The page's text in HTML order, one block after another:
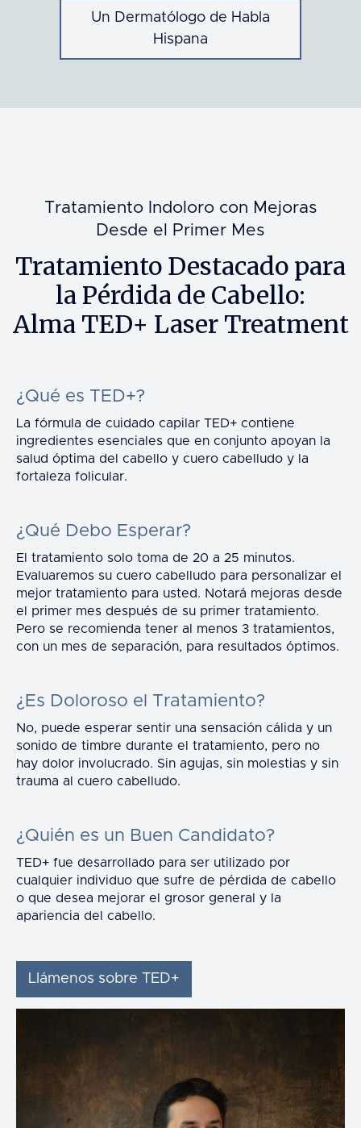
Un Dermatólogo de Habla
Hispana
Tratamiento Indoloro con Mejoras
Desde el Primer Mes
Tratamiento Destacado para
la Pérdida de Cabello:
Alma TED+ Laser Treatment
¿Qué es TED+?
La fórmula de cuidado capilar TED+ contiene
ingredientes esenciales que en conjunto apoyan la
salud óptima del cabello y cuero cabelludo y la
fortaleza folicular.
¿Qué Debo Esperar?
El tratamiento solo toma de 20 a 25 minutos.
Evaluaremos su cuero cabelludo para personalizar el
mejor tratamiento para usted. Notará mejoras desde
el primer mes después de su primer tratamiento.
Pero se recomienda tener al menos 3 tratamientos,
con un mes de separación, para resultados óptimos.
¿Es Doloroso el Tratamiento?
No, puede esperar sentir una sensación cálida y un
sonido de timbre durante el tratamiento, pero no
hay dolor involucrado. Sin agujas, sin molestias y sin
trauma al cuero cabelludo.
¿Quién es un Buen Candidato?
TED+ fue desarrollado para ser utilizado por
cualquier individuo que sufre de pérdida de cabello
o que desea mejorar el grosor general y la
apariencia del cabello.
Llámenos sobre TED+